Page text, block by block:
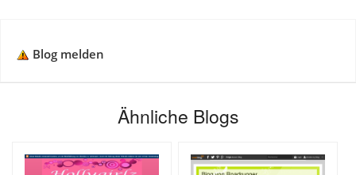
Blog melden
Ähnliche Blogs